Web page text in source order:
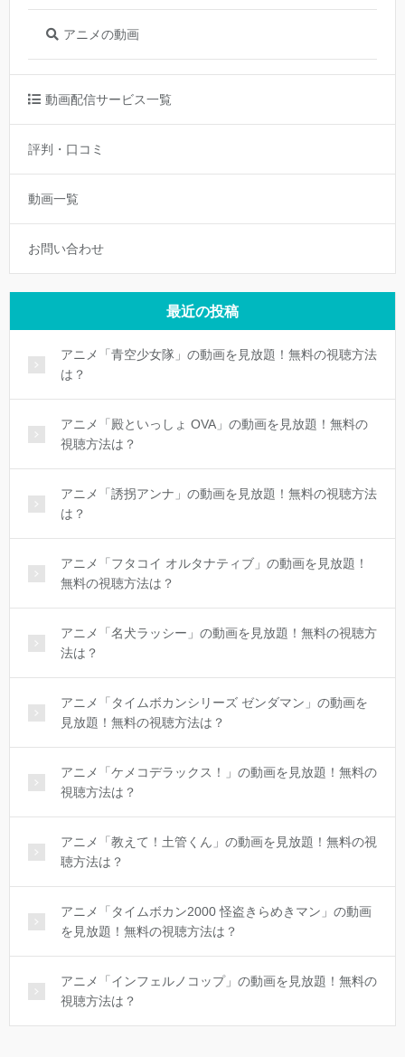
アニメの動画
動画配信サービス一覧
評判・口コミ
動画一覧
お問い合わせ
最近の投稿
アニメ「青空少女隊」の動画を見放題！無料の視聴方法
は？
アニメ「殿といっしょ OVA」の動画を見放題！無料の
視聴方法は？
アニメ「誘拐アンナ」の動画を見放題！無料の視聴方法
は？
アニメ「フタコイ オルタナティブ」の動画を見放題！
無料の視聴方法は？
アニメ「名犬ラッシー」の動画を見放題！無料の視聴方
法は？
アニメ「タイムボカンシリーズ ゼンダマン」の動画を
見放題！無料の視聴方法は？
アニメ「ケメコデラックス！」の動画を見放題！無料の
視聴方法は？
アニメ「教えて！土管くん」の動画を見放題！無料の視
聴方法は？
アニメ「タイムボカン2000 怪盗きらめきマン」の動画
を見放題！無料の視聴方法は？
アニメ「インフェルノコップ」の動画を見放題！無料の
視聴方法は？